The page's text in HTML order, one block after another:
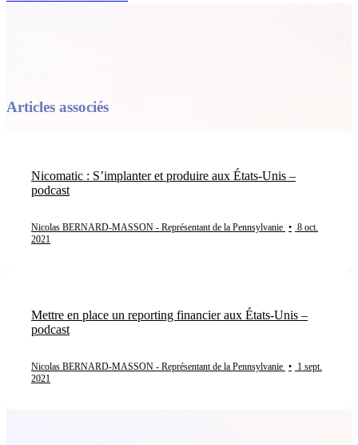
Articles associés
Nicomatic : S’implanter et produire aux États-Unis –
podcast
Nicolas BERNARD-MASSON - Représentant de la Pennsylvanie • 8 oct.
2021
Mettre en place un reporting financier aux États-Unis –
podcast
Nicolas BERNARD-MASSON - Représentant de la Pennsylvanie • 1 sept.
2021